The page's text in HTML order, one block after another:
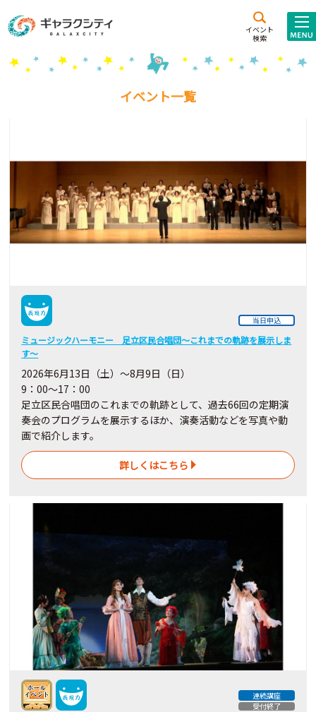
イベント
検索
施設案内
こども
西新井
施設･
Gがくえん
ブランドからのお知らせ
イベントレポート
イベント一覧
当日申込
ミュージックハーモニー 足立区民合唱団～これまでの軌跡を展示しま
す～
2026年6月13日（土）～8月9日（日）
9：00～17：00
足立区民合唱団のこれまでの軌跡として、過去66回の定期演
奏会のプログラムを展示するほか、演奏活動などを写真や動
画で紹介します。
詳しくはこちら
連続講座
受付終了